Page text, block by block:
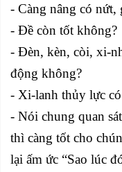
- Càng nâng có
- Đề còn tốt không?
- Đèn, kèn, còi, xi-
động không?
- Xi-lanh thủy lực
- Nói chung quan
thì càng tốt cho
lại ấm ức “Sao lúc